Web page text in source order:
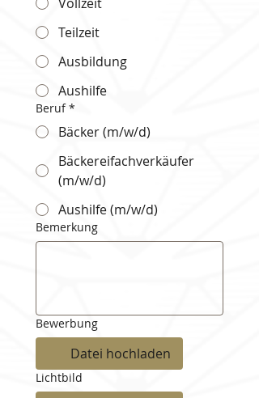
Teilzeit
Ausbildung
Aushilfe
Beruf *
Bäcker (m/w/d)
Bäckereifachverkäufer
(m/w/d)
Aushilfe (m/w/d)
Bemerkung
Bewerbung
Datei hochladen
Lichtbild